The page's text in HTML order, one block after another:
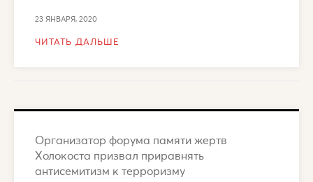
23 ЯНВАРЯ, 2020
ЧИТАТЬ ДАЛЬШЕ
Организатор форума памяти жертв
Холокоста призвал приравнять
антисемитизм к терроризму